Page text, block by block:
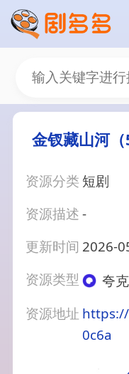
金钗藏山河（
资源分类 短剧
资源描述-
更新时间 2026-
资源类型
夸
资源地址
0c6a